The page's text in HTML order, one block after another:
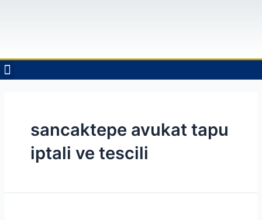
sancaktepe avukat tapu
iptali ve tescili